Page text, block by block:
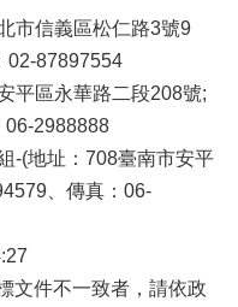
市信義區松仁路3號9
02-87897554
平區永華路二段208號;
06-2988888
-(地址：708臺南市安平
、傳真：06-
文件不一致者，請依政